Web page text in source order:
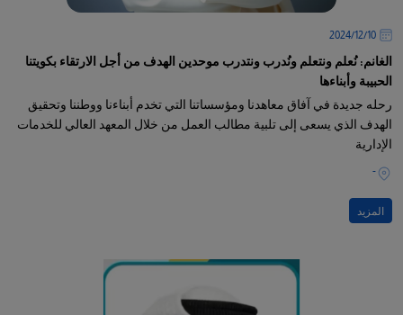
10‏/12‏/2024
الغانم: نُعلم ونتعلم ونُدرب ونتدرب موحدين الهدف من أجل الارتقاء بكويتنا
الحبيبة وأبناءها
رحله جديدة في آفاق معاهدنا ومؤسساتنا التي تخدم أبناءنا ووطننا وتحقيق
الهدف الذي يسعى إلى تلبية مطالب العمل من خلال المعهد العالي للخدمات
الإدارية
-
المزيد